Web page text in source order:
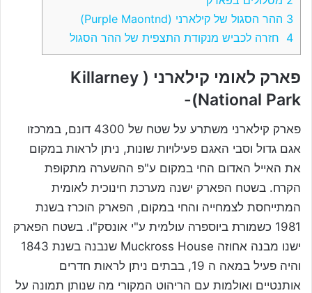
3 ההר הסגול של קילארני (Purple Maontnd)
4 חזרה לכביש מנקודת התצפית של ההר הסגול
פארק לאומי קילארני ( Killarney
National Park)-
פארק קילארני משתרע על שטח של 4300 דונם, במרכזו
אגם גדול וסבי האגם פעילויות שונות, ניתן לראות במקום
את האייל האדום החי במקום ע"פ ההשערה מתקופת
הקרח. בשטח הפארק ישנה מערכת חינוכית לאומית
המתייחסת לצמחייה והחי במקום, הפארק הוכרז בשנת
1981 כשמורת ביוספרה עולמית ע"י אונסק"ו. בשטח הפארק
ישנו מבנה אחוזה Muckross House שנבנה בשנת 1843
והיה פעיל במאה ה 19, בבתים ניתן לראות חדרים
אותנטיים ואולמות עם הריהוט המקורי מה שנותן תמונה על